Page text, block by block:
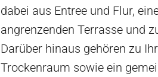
dabei aus Entree und Flur,
angrenzenden Terrasse und
Darüber hinaus gehören zu
Trockenraum sowie ein